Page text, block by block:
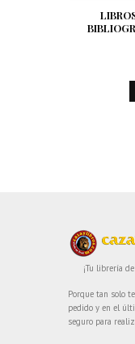
¡Tu librería
Porque tan solo
pedido y en el
seguro para